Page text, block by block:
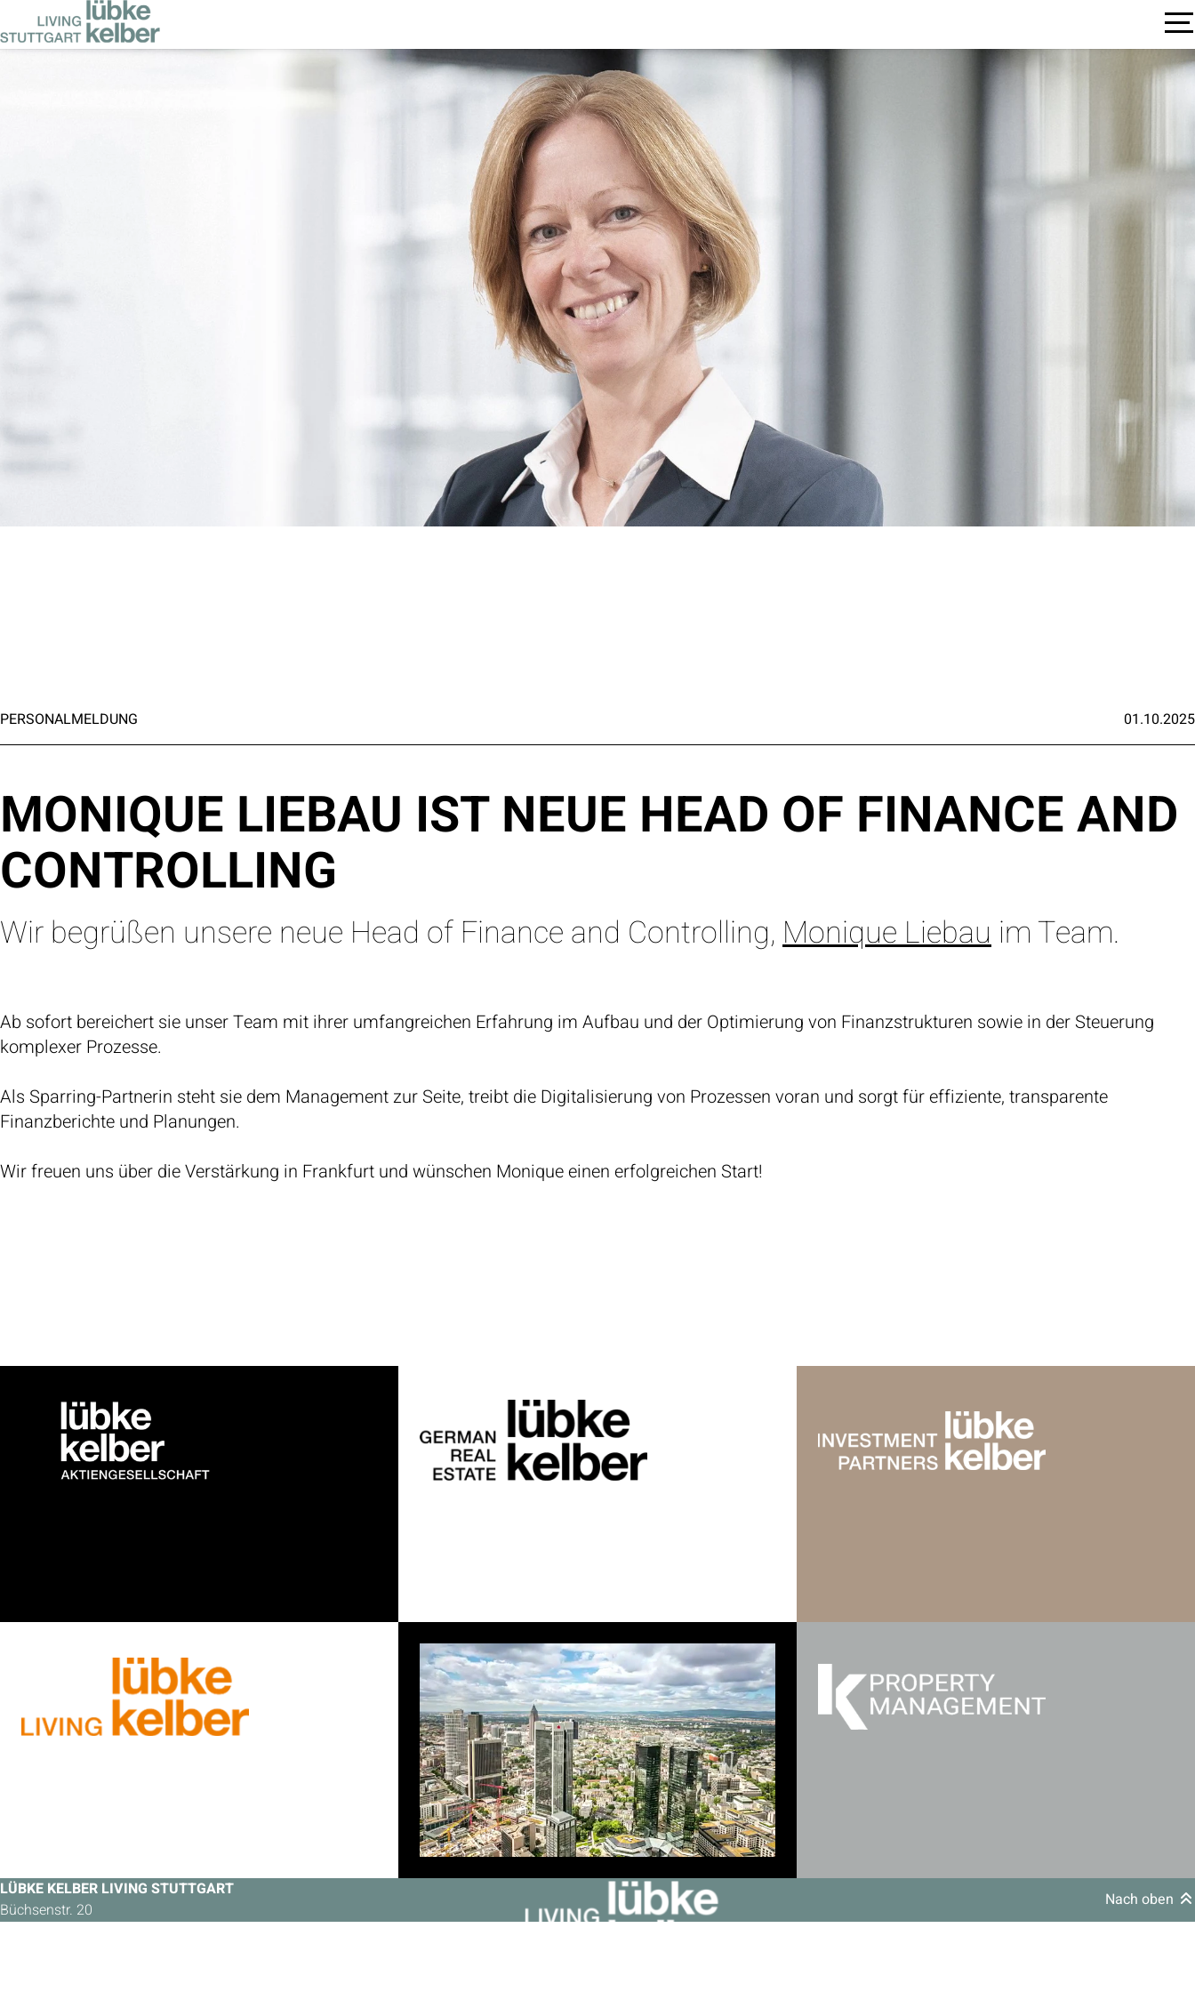
PERSONALMELDUNG 01.10.2025
MONIQUE LIEBAU IST NEUE HEAD OF FINANCE AND
CONTROLLING
Wir begrüßen unsere neue Head of Finance and Controlling, Monique Liebau im Team.
Ab sofort bereichert sie unser Team mit ihrer umfangreichen Erfahrung im Aufbau und der Optimierung von Finanzstrukturen sowie in der Steuerung
komplexer Prozesse.
Als Sparring-Partnerin steht sie dem Management zur Seite, treibt die Digitalisierung von Prozessen voran und sorgt für effiziente, transparente
Finanzberichte und Planungen.
Wir freuen uns über die Verstärkung in Frankfurt und wünschen Monique einen erfolgreichen Start!
LÜBKE KELBER LIVING STUTTGART
Büchsenstr. 20
Nach oben